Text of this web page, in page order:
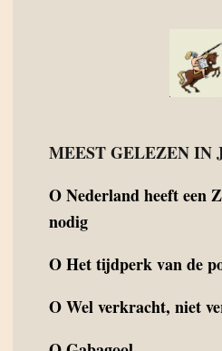
MEEST GELEZEN IN
ONederland heeft een
nodig
OHet tijdperk van de
OWel verkracht, niet